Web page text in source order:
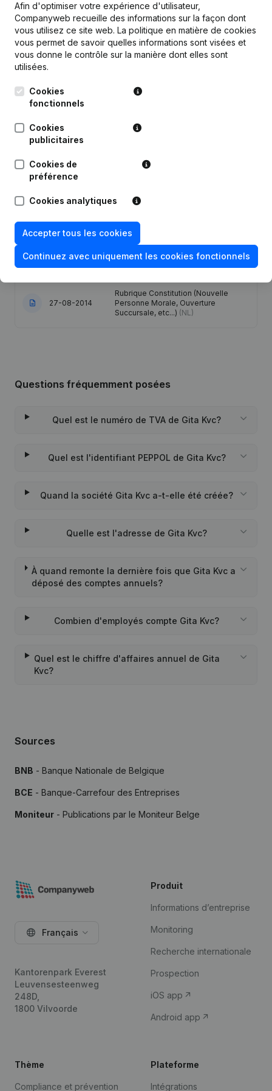
Publications
Date
30-01-2026 Demissions - Nominations
Statuts (Traduction, Coordination,
Social - But - Demissions -
Nominations
15-04-2015 Siège Social
27-08-2014
Rubrique Constitution (Nouvelle
Personne Morale, Ouverture
Succursale, etc...) (NL)
Questions fréquemment posées
Quel est le numéro de TVA de Gita Kvc?
Quel est l'identifiant PEPPOL de Gita Kvc?
Quand la société Gita Kvc a-t-elle été créée?
Quelle est l'adresse de Gita Kvc?
À quand remonte la dernière fois que Gita Kvc a
déposé des comptes annuels?
Combien d'employés compte Gita Kvc?
Quel est le chiffre d'affaires annuel de Gita
Kvc?
Sources
BNB - Banque Nationale de Belgique
BCE - Banque-Carrefour des Entreprises
Moniteur - Publications par le Moniteur Belge
Afin d'optimiser votre expérience d'utilisateur,
Companyweb recueille des informations sur la façon dont
vous utilisez ce site web. La politique en matière de cookies
vous permet de savoir quelles informations sont visées et
vous donne le contrôle sur la manière dont elles sont
utilisées.
Cookies
fonctionnels
Cookies
publicitaires
Cookies de
préférence
Cookies analytiques
Accepter tous les cookies
Continuez avec uniquement les cookies fonctionnels
Français
Kantorenpark Everest
Leuvensesteenweg
248D,
1800 Vilvoorde
Produit
Informations d’entreprise
Monitoring
Recherche internationale
Prospection
iOS app
Android app
Thème
Compliance et prévention
Plateforme
Intégrations